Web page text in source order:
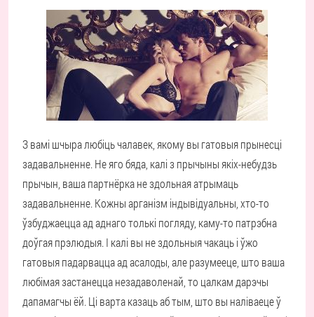
З вамі шчыра любіць чалавек, якому вы гатовыя прынесці
задавальненне. Не яго бяда, калі з прычыны якіх-небудзь
прычын, ваша партнёрка не здольная атрымаць
задавальненне. Кожны арганізм індывідуальны, хто-то
ўзбуджаецца ад аднаго толькі погляду, каму-то патрэбна
доўгая прэлюдыя. І калі вы не здольныя чакаць і ўжо
гатовыя падарвацца ад асалоды, але разумееце, што ваша
любімая застанецца незадаволенай, то цалкам дарэчы
дапамагчы ёй. Ці варта казаць аб тым, што вы наліваеце ў